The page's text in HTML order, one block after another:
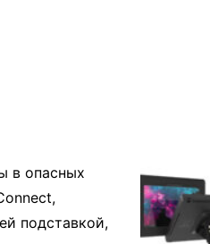
в опасных
подставкой,